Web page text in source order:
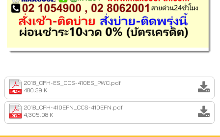
2018_CFH-ES_CCS-410ES_PWC.pdf
480.39 K
2018_CFH-410EFN_CCS-410EFN.pdf
4,305.08 K